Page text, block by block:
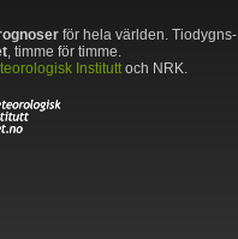
för hela världen. Tiodygns-
, timme för timme.
Instituttoch NRK.